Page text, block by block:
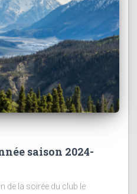
saison 2024-
de la soirée du club le